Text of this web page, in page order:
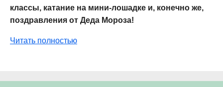
классы, катание на мини-лошадке и, конечно же,
поздравления от Деда Мороза!
Читать полностью